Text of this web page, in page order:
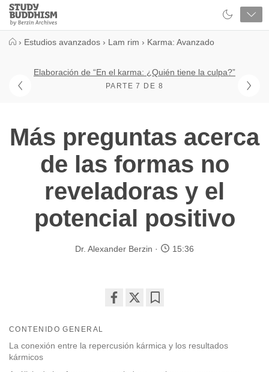
Close
Study
Buddhism
› Estudios avanzados › Lam rim › Karma: Avanzado
Elaboración de “En el karma: ¿Quién tiene la culpa?”
PARTE 7 DE 8
Más preguntas acerca
de las formas no
reveladoras y el
potencial positivo
Dr. Alexander Berzin 15:36
facebook
CONTENIDO GENERAL
La conexión entre la repercusión kármica y los resultados
kármicos